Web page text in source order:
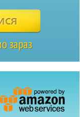
зараз